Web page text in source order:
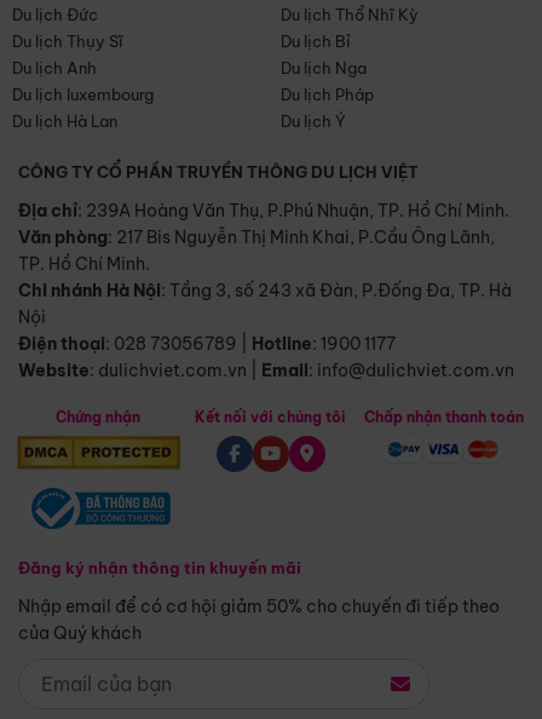
Du lịch Đức
Du lịch Thổ Nhĩ Kỳ
Du lịch Thụy Sĩ
Du lịch Bỉ
Du lịch Anh
Du lịch Nga
Du lịch luxembourg
Du lịch Pháp
Du lịch Hà Lan
Du lịch Ý
CÔNG TY CỔ PHẦN TRUYỀN THÔNG DU LỊCH VIỆT
Địa chỉ: 239A Hoàng Văn Thụ, P.Phú Nhuận, TP. Hồ Chí Minh.
Văn phòng: 217 Bis Nguyễn Thị Minh Khai, P.Cầu Ông Lãnh,
TP. Hồ Chí Minh.
Chi nhánh Hà Nội: Tầng 3, số 243 xã Đàn, P.Đống Đa, TP. Hà
Nội
Điện thoại: 028 73056789 Hotline: 1900 1177
Website: dulichviet.com.vn Email: info@dulichviet.com.vn
Chứng nhận
Đăng ký nhận thông tin khuyến mãi
Nhập email để có cơ hội giảm 50% cho chuyến đi tiếp theo
của Quý khách
Kết nối với chúng tôi Chấp nhận thanh toán